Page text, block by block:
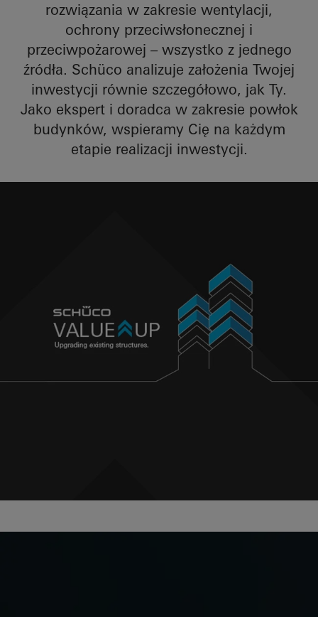
rozwiązania w zakresie wentylacji,
ochrony przeciwsłonecznej i
przeciwpożarowej – wszystko z jednego
źródła. Schüco analizuje założenia Twojej
inwestycji równie szczegółowo, jak Ty.
Jako ekspert i doradca w zakresie powłok
budynków, wspieramy Cię na każdym
etapie realizacji inwestycji.